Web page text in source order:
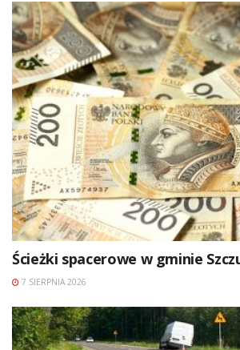
Ścieżki spacerowe w gminie
7 SIERPNIA 2026